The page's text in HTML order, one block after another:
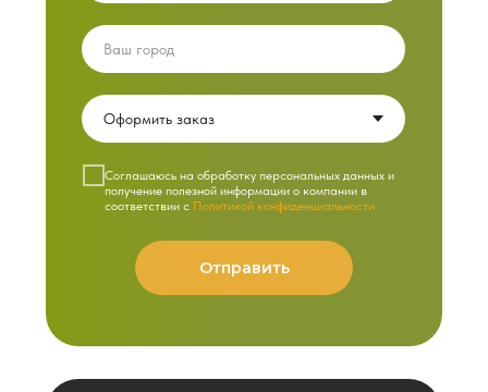
Cоглашаюсь на обработку персональных данных и
получение полезной информации о компании в
соответствии с Политикой конфиденциальности
Отправить